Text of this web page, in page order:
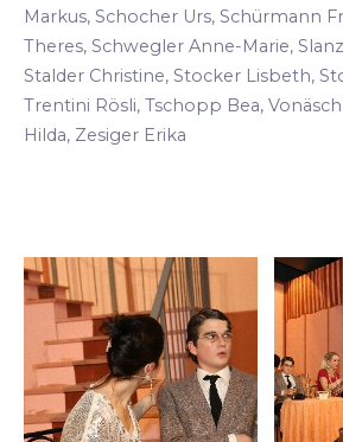
Markus, Schocher Urs, Schürmann
Theres, Schwegler Anne-Marie,
Stalder Christine, Stocker Lisbeth,
Trentini Rösli, Tschopp Bea,
Hilda, Zesiger Erika